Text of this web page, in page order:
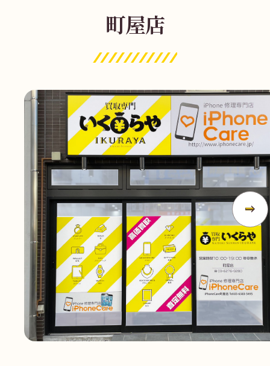
無 料
電話
今すぐ無料査定
総合受付
10:00-19:00 （年中無休）/通話料無料
メールで無料相談
町屋店